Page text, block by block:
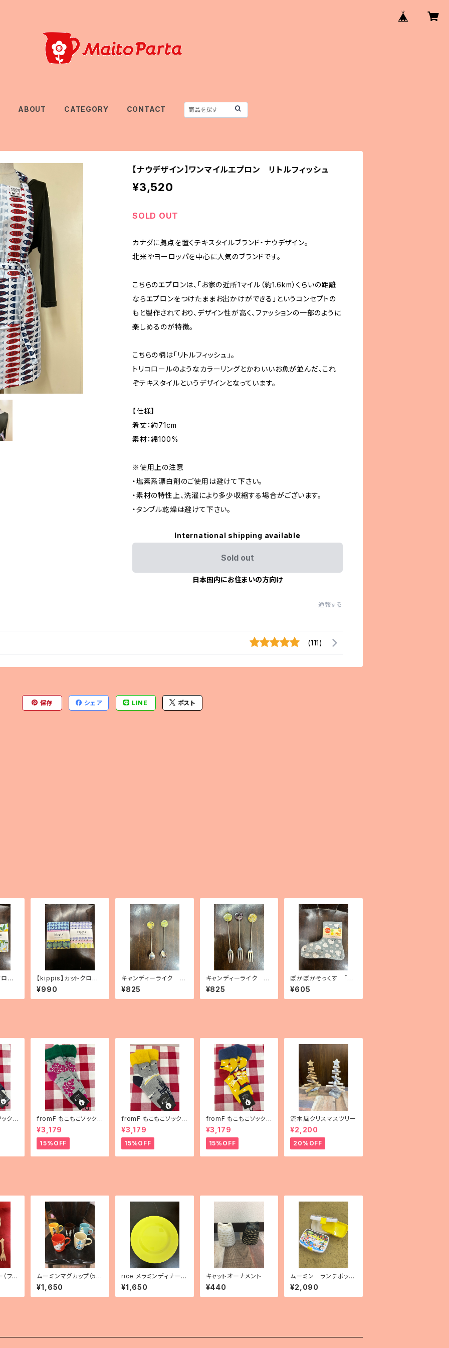
ABOUT CATEGORY CONTACT
【ナウデザイン】ワンマイルエプロン リトルフィッシュ
¥3,520
SOLD OUT
カナダに拠点を置くテキスタイルブランド・ナウデザイン。
北米やヨーロッパを中心に人気のブランドです。
こちらのエプロンは、「お家の近所1マイル（約1.6km）くらいの距離
ならエプロンをつけたままお出かけができる」というコンセプトの
もと製作されており、デザイン性が高く、ファッションの一部のように
楽しめるのが特徴。
こちらの柄は「リトルフィッシュ」。
トリコロールのようなカラーリングとかわいいお魚が並んだ、これ
ぞテキスタイルというデザインとなっています。
【仕様】
着丈：約71cm
素材：綿100%
※使用上の注意
・塩素系漂白剤のご使用は避けて下さい。
・素材の特性上、洗濯により多少収縮する場合がございます。
・タンブル乾燥は避けて下さい。
International shipping available
Sold out
日本国内にお住まいの方向け
通報する
(111)
保存 シェア LINE ポスト
【kippis】カットクロ
ス 「Vitamiini／ビタ
ミン」（3種）
¥990
キャンディーライク デ
ザートスプーン（2種）
¥825
キャンディーライク デ
ザートフォーク（3種）
¥825
ぽかぽかそっくす 「シ
マエナガ」 アンクル丈
¥605
クス
fromF もこもこソックス
「hedelmä（果物）」
¥3,179
15%OFF
fromF もこもこソックス
「Helsinki（ヘルシン
キ）」
¥3,179
15%OFF
fromF もこもこソックス
「karuselli（メリーゴー
ランド）」
¥3,179
15%OFF
流木風クリスマスツリー
¥2,200
20%OFF
フォ
ムーミンマグカップ（5
種）
¥1,650
rice メラミンディナープ
レート（レモンイエロ
ー）
¥1,650
キャットオーナメント
¥440
ムーミン ランチボック
ス
¥2,090